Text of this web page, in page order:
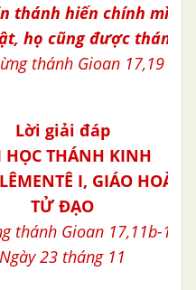
thánh hiến chính mình
họ cũng được thánh
thánh Gioan 17,19
Lời giải đáp
HỌC THÁNH KINH
I, GIÁO
TỬ ĐẠO
thánh Gioan 17,11b-19
Ngày 23 tháng 11